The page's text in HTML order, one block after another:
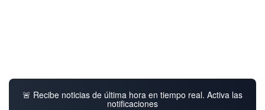
🚨 Recibe noticias de última hora en tiempo real. Activa las
notificaciones